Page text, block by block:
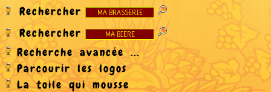
Rechercher
Rechercher
Recherche avancée ...
Parcourir les logos
La toile qui mousse